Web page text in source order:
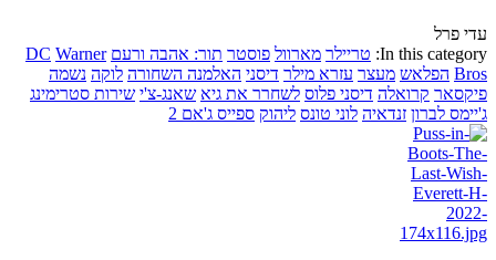
עדי פרל
In this category: טריילר מארוול פוסטר תור: אהבה ורעם DC Warner
Bros הפלאש מעצר עזרא מילר דיסני האלמנה השחורה לוקה נשמה
פיקסאר קרואלה דיסני פלוס לשחרר את גיא שאנג-צ'י שירות סטרימינג
ג'יימס לברון זנדאיה לוני טונס ליהוק ספייס ג'אם 2